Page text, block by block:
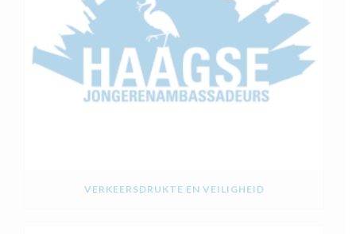
VERKEERSDRUKTE EN VEILIGHEID